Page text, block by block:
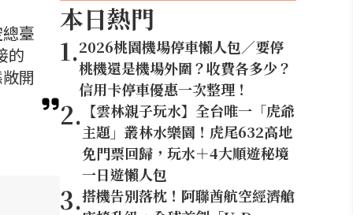
臺
的
開
本日熱門
1.2026桃園機場停車懶人包／要停
桃機還是機場外圍？收費各多少？
信用卡停車優惠一次整理！
2. 【雲林親子玩水】全台唯一「虎爺
主題」叢林水樂園！虎尾632高地
免門票回歸，玩水＋4大順遊秘境
一日遊懶人包
3.搭機告別落枕！阿聯酋航空經濟艙